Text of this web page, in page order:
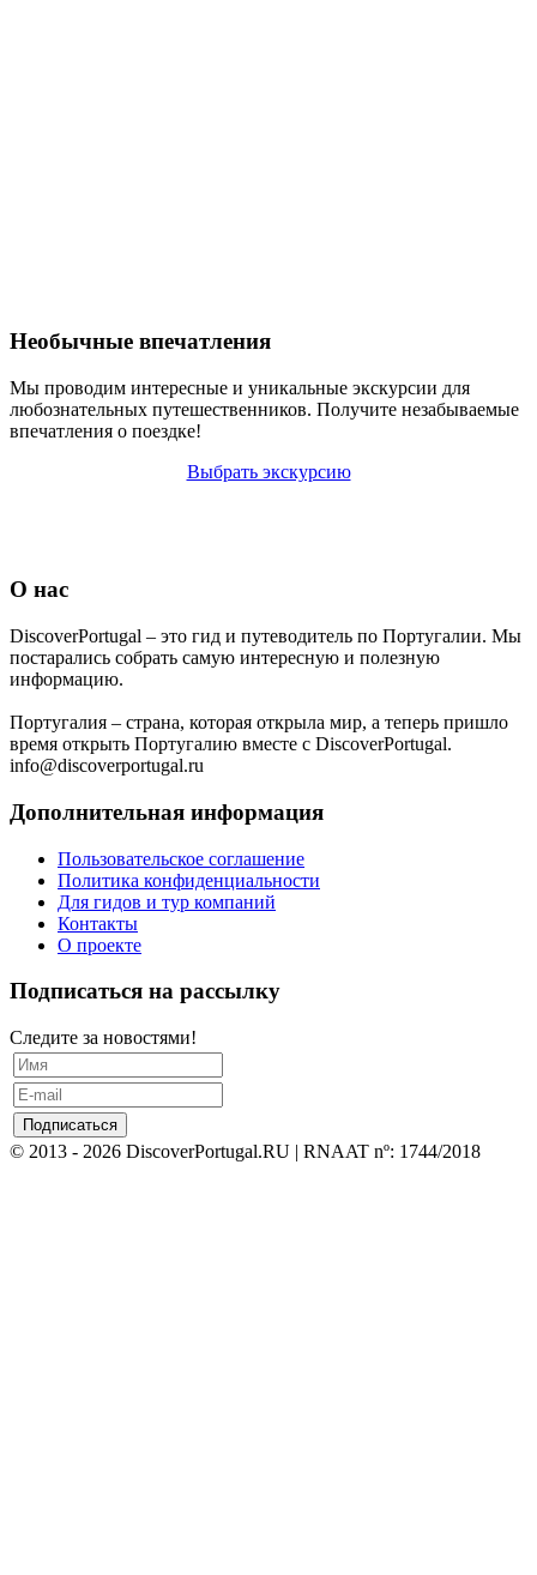
Необычные впечатления
Мы проводим интересные и уникальные экскурсии для
любознательных путешественников. Получите незабываемые
впечатления о поездке!
Выбрать экскурсию
О нас
DiscoverPortugal – это гид и путеводитель по Португалии. Мы
постарались собрать самую интересную и полезную
информацию.
Португалия – страна, которая открыла мир, а теперь пришло
время открыть Португалию вместе с DiscoverPortugal.
info@discoverportugal.ru
Дополнительная информация
Пользовательское соглашение
Политика конфиденциальности
Для гидов и тур компаний
Контакты
О проекте
Подписаться на рассылку
Следите за новостями!
© 2013 - 2026 DiscoverPortugal.RU | RNAAT nº: 1744/2018